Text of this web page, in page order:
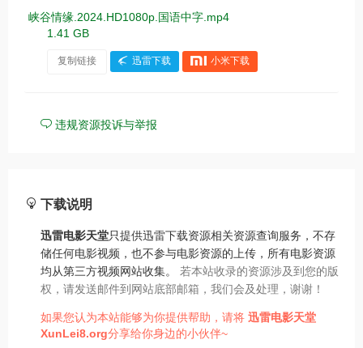
峡谷情缘.2024.HD1080p.国语中字.mp4
1.41 GB
复制链接 迅雷下载 小米下载
违规资源投诉与举报
下载说明
迅雷电影天堂只提供迅雷下载资源相关资源查询服务，不存
储任何电影视频，也不参与电影资源的上传，所有电影资源
均从第三方视频网站收集。 若本站收录的资源涉及到您的版
权，请发送邮件到网站底部邮箱，我们会及处理，谢谢！
如果您认为本站能够为你提供帮助，请将 迅雷电影天堂
XunLei8.org分享给你身边的小伙伴~